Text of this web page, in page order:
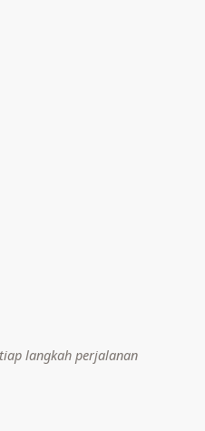
langkah perjalanan